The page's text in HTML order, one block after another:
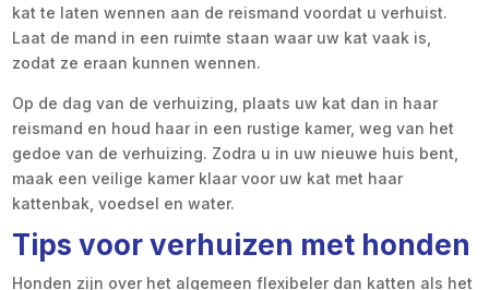
kat te laten wennen aan de reismand voordat u verhuist.
Laat de mand in een ruimte staan waar uw kat vaak is,
zodat ze eraan kunnen wennen.
Op de dag van de verhuizing, plaats uw kat dan in haar
reismand en houd haar in een rustige kamer, weg van het
gedoe van de verhuizing. Zodra u in uw nieuwe huis bent,
maak een veilige kamer klaar voor uw kat met haar
kattenbak, voedsel en water.
Tips voor verhuizen met honden
Honden zijn over het algemeen flexibeler dan katten als het